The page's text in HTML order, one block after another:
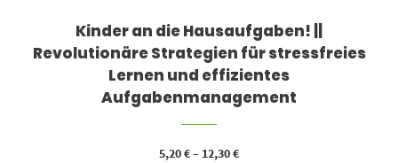
Kinder an die Hausaufgaben! ||
Revolutionäre Strategien für stressfreies
Lernen und effizientes
Aufgabenmanagement
5,20€– 12,30€